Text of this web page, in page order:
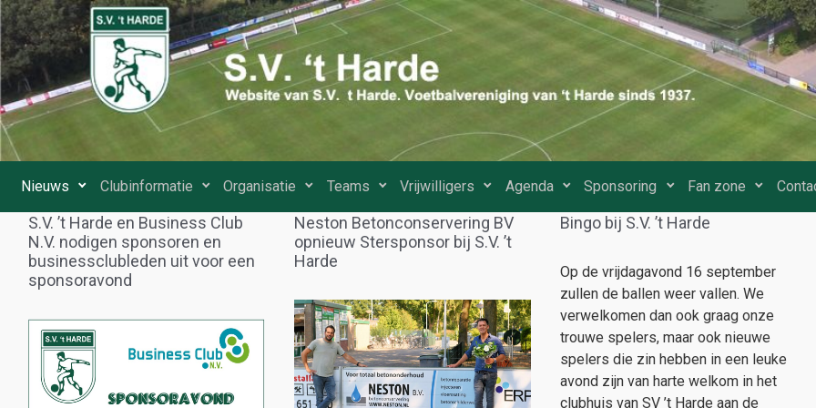
Spring naar de hoofdinhoud
Nieuws Clubinformatie Organisatie Teams Vrijwilligers Agenda Sponsoring Fan zone
S.V. ’t Harde en Business Club
N.V. nodigen sponsoren en
businessclubleden uit voor een
sponsoravond
Neston Betonconservering BV
opnieuw Stersponsor bij S.V. ’t
Harde
Bingo bij S.V. ’t Harde
Op de vrijdagavond 16 september
zullen de ballen weer vallen. We
verwelkomen dan ook graag onze
trouwe spelers, maar ook nieuwe
spelers die zin hebben in een leuke
avond zijn van harte welkom in het
clubhuis van SV ’t Harde aan de